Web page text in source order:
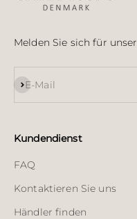
Melden Sie sich für
E-Mail
Abonnieren
Kundendienst
FAQ
Kontaktieren Sie uns
Händler finden